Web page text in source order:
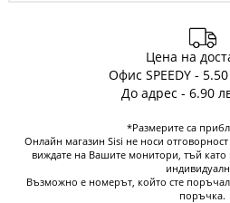
Цена на
Офис SPEEDY -
До адрес - 6.90
*Размерите са
Онлайн магазин Sisi не носи отговорност
виждате на Вашите монитори, тъй като
Възможно е номерът, който сте
поръчка.